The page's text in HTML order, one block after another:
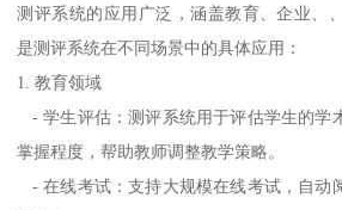
测评系统的应用广泛，涵盖教育、企业、
是测评系统在不同场景中的具体应用：
1. 教育领域
- 学生评估：测评系统用于评估学生的学
掌握程度，帮助教师调整教学策略。
- 在线考试：支持大规模在线考试，自动